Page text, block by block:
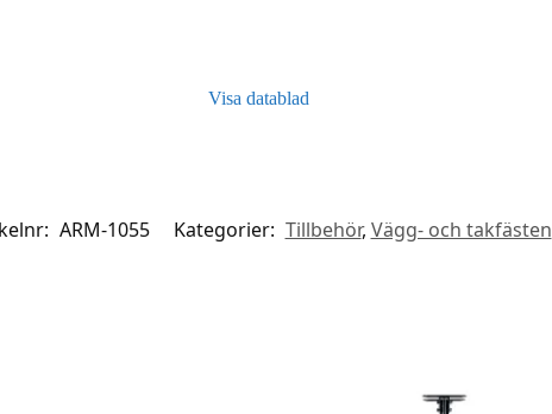
Visa datablad
ARM-1055 Kategorier: Tillbehör, Vägg- och takfästen